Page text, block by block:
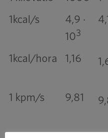
1kcal/s
4,9 ·
103
1kcal/hora 1,16
1 kpm/s 9,81